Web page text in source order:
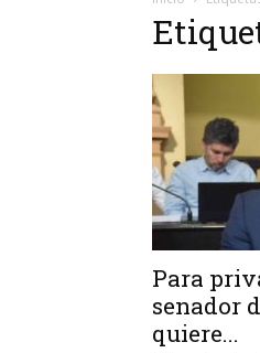
Para
senador
quiere...